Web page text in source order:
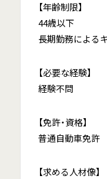
【年齢制限】
44歳以下
長期勤務による
【必要な経験】
経験不問
【免許・資格】
普通自動車免許
【求める人材像】